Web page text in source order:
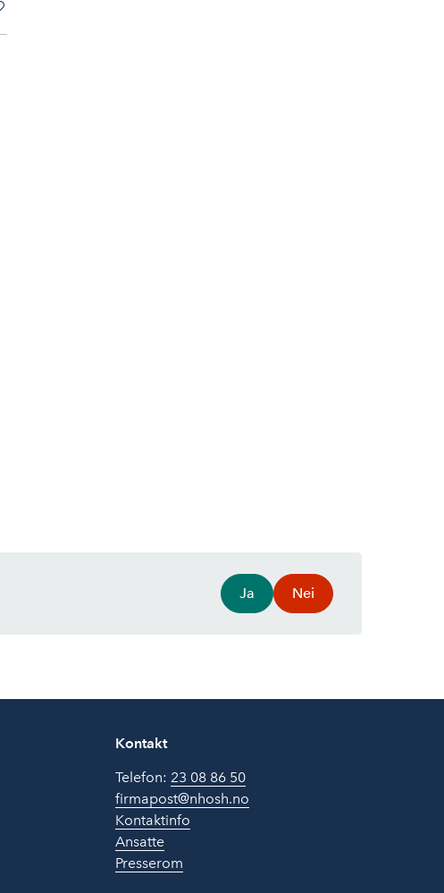
Ja Nei
Kontakt
Telefon: 23 08 86 50
firmapost@nhosh.no
Kontaktinfo
Ansatte
Presserom